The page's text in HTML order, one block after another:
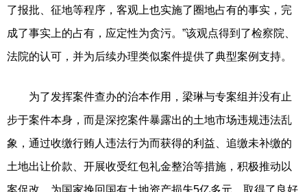
了报批、征地等程序，客观上也实施了圈地占有的事实，完
成了事实上的占有，应定性为贪污。”该观点得到了检察院、
法院的认可，并为后续办理类似案件提供了典型案例支持。
为了发挥案件查办的治本作用，梁琳与专案组并没有止
步于案件本身，而是深挖案件暴露出的土地市场违规违法乱
象，通过收缴行贿人违法行为而获得的利益、追缴未补缴的
土地出让价款、开展收受红包礼金整治等措施，积极推动以
案促改，为国家挽回国有土地资产损失5亿多元，取得了良好